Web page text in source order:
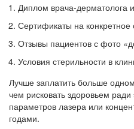
Диплом врача-дерматолога
Сертификаты на конкретное
Отзывы пациентов с фото
Условия стерильности в
Лучше заплатить больше
чем рисковать здоровьем
параметров лазера или
годами.